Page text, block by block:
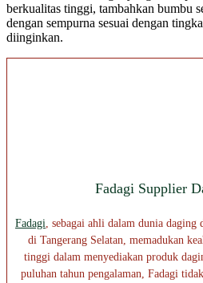
berkualitas tinggi, tambahkan bumbu
dengan sempurna sesuai dengan
diinginkan.
Fadagi Supplier
Fadagi , sebagai ahli dalam dunia
di Tangerang Selatan, memadukan
tinggi dalam menyediakan produk
puluhan tahun pengalaman, Fadagi